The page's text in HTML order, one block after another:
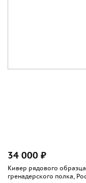
34 000 ₽
Кивер рядового
гренадерского полка,